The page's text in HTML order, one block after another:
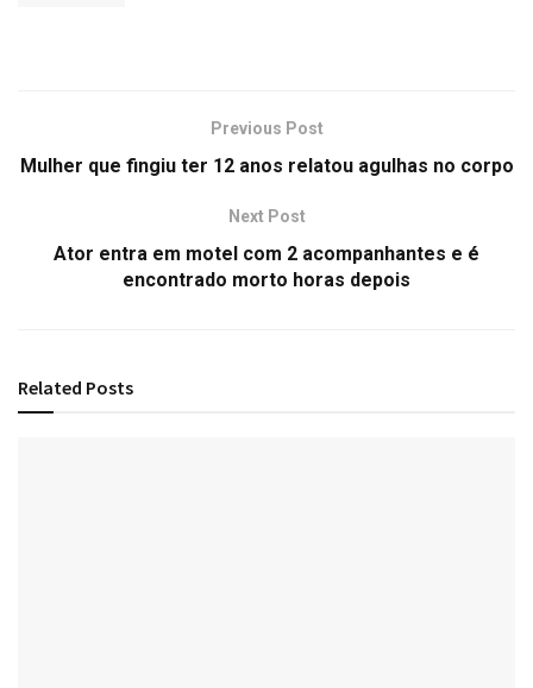
Previous Post
Mulher que fingiu ter 12 anos relatou agulhas no corpo
Next Post
Ator entra em motel com 2 acompanhantes e é
encontrado morto horas depois
Related Posts